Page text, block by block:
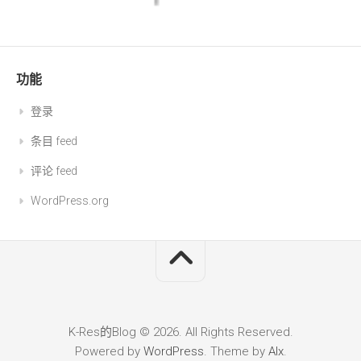
功能
登录
条目 feed
评论 feed
WordPress.org
K-Res的Blog © 2026. All Rights Reserved.
Powered by WordPress. Theme by Alx.